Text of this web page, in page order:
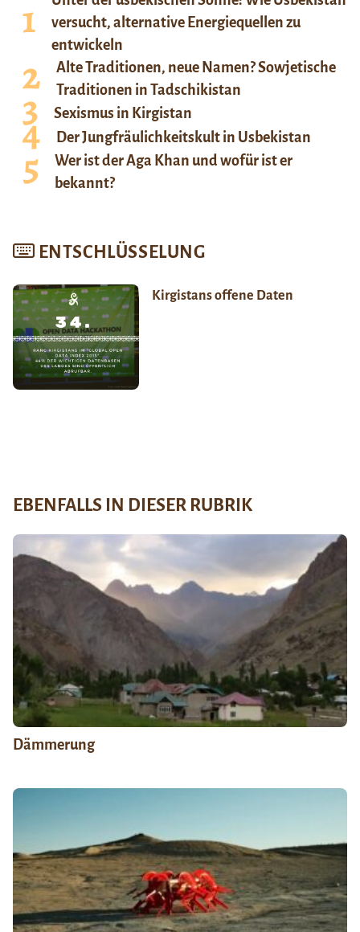
versucht, alternative Energiequellen zu
entwickeln
Alte Traditionen, neue Namen? Sowjetische
Traditionen in Tadschikistan
Sexismus in Kirgistan
Der Jungfräulichkeitskult in Usbekistan
Wer ist der Aga Khan und wofür ist er
bekannt?
ENTSCHLÜSSELUNG
Kirgistans offene Daten
EBENFALLS IN DIESER RUBRIK
Dämmerung